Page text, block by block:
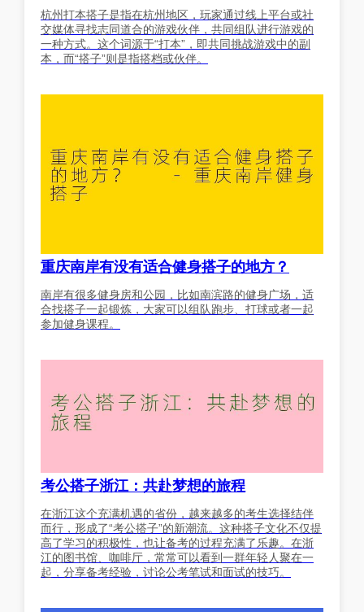
杭州打本搭子是指在杭州地区，玩家通过线上平台或社
交媒体寻找志同道合的游戏伙伴，共同组队进行游戏的
一种方式。这个词源于“打本”，即共同挑战游戏中的副
本，而“搭子”则是指搭档或伙伴。
重庆南岸有没有适合健身搭子的地方？
南岸有很多健身房和公园，比如南滨路的健身广场，适
合找搭子一起锻炼，大家可以组队跑步、打球或者一起
参加健身课程。
考公搭子浙江：共赴梦想的旅程
在浙江这个充满机遇的省份，越来越多的考生选择结伴
而行，形成了“考公搭子”的新潮流。这种搭子文化不仅提
高了学习的积极性，也让备考的过程充满了乐趣。在浙
江的图书馆、咖啡厅，常常可以看到一群年轻人聚在一
起，分享备考经验，讨论公考笔试和面试的技巧。